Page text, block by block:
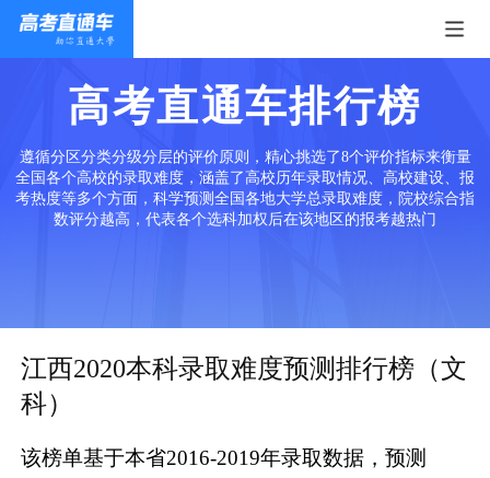
高考直通车排行榜
遵循分区分类分级分层的评价原则，精心挑选了8个评价指标来衡量
全国各个高校的录取难度，涵盖了高校历年录取情况、高校建设、报
考热度等多个方面，科学预测全国各地大学总录取难度，院校综合指
数评分越高，代表各个选科加权后在该地区的报考越热门
江西2020本科录取难度预测排行榜（文
科）
该榜单基于本省2016-2019年录取数据，预测